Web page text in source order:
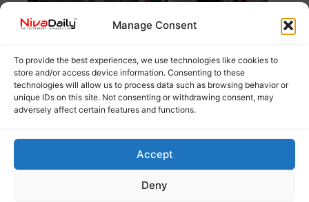
Manage Consent
To provide the best experiences, we use technologies like cookies to
store and/or access device information. Consenting to these
technologies will allow us to process data such as browsing behavior or
unique IDs on this site. Not consenting or withdrawing consent, may
adversely affect certain features and functions.
Accept
Deny